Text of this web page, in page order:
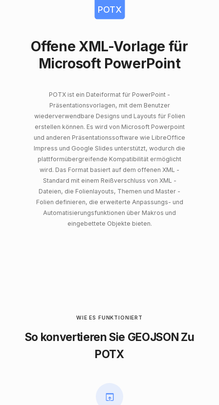
POTX
Offene XML-Vorlage für
Microsoft PowerPoint
POTX ist ein Dateiformat für PowerPoint -
Präsentationsvorlagen, mit dem Benutzer
wiederverwendbare Designs und Layouts für Folien
erstellen können. Es wird von Microsoft Powerpoint
und anderen Präsentationssoftware wie LibreOffice
Impress und Google Slides unterstützt, wodurch die
plattformübergreifende Kompatibilität ermöglicht
wird. Das Format basiert auf dem offenen XML -
Standard mit einem Reißverschluss von XML -
Dateien, die Folienlayouts, Themen und Master -
Folien definieren, die erweiterte Anpassungs- und
Automatisierungsfunktionen über Makros und
eingebettete Objekte bieten.
WIE ES FUNKTIONIERT
So konvertieren Sie GEOJSON Zu
POTX